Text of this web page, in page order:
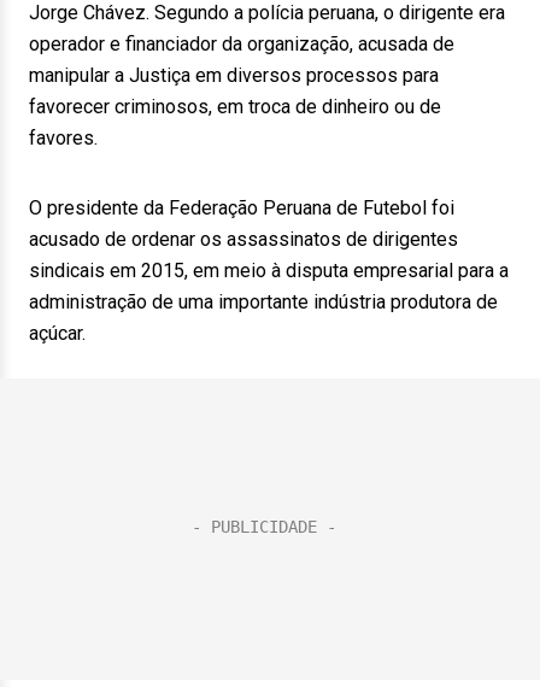
Jorge Chávez. Segundo a polícia peruana, o dirigente era
operador e financiador da organização, acusada de
manipular a Justiça em diversos processos para
favorecer criminosos, em troca de dinheiro ou de
favores.
O presidente da Federação Peruana de Futebol foi
acusado de ordenar os assassinatos de dirigentes
sindicais em 2015, em meio à disputa empresarial para a
administração de uma importante indústria produtora de
açúcar.